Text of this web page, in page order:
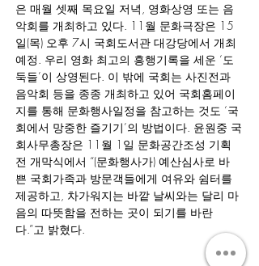
은 매월 셋째 목요일 저녁, 영화상영 또는 음
악회를 개최하고 있다. 11월 문화극장은 15
일(목) 오후 7시 국회도서관 대강당에서 개최
예정. 우리 영화 최고의 흥행기록을 세운 ‘도
둑들’이 상영된다. 이 밖에 국회는 사진전과
음악회 등을 종종 개최하고 있어 국회홈페이
지를 통해 문화행사일정을 참고하는 것도 ‘국
회에서 망중한 즐기기’의 방법이다. 윤원중 국
회사무총장은 11월 1일 문화공간조성 기획
전 개막식에서 “(문화행사가) 예산심사로 바
쁜 국회가족과 방문객들에게 여유와 쉼터를
제공하고, 차가워지는 바깥 날씨와는 달리 마
음의 따뜻함을 전하는 곳이 되기를 바란
다.”고 밝혔다.